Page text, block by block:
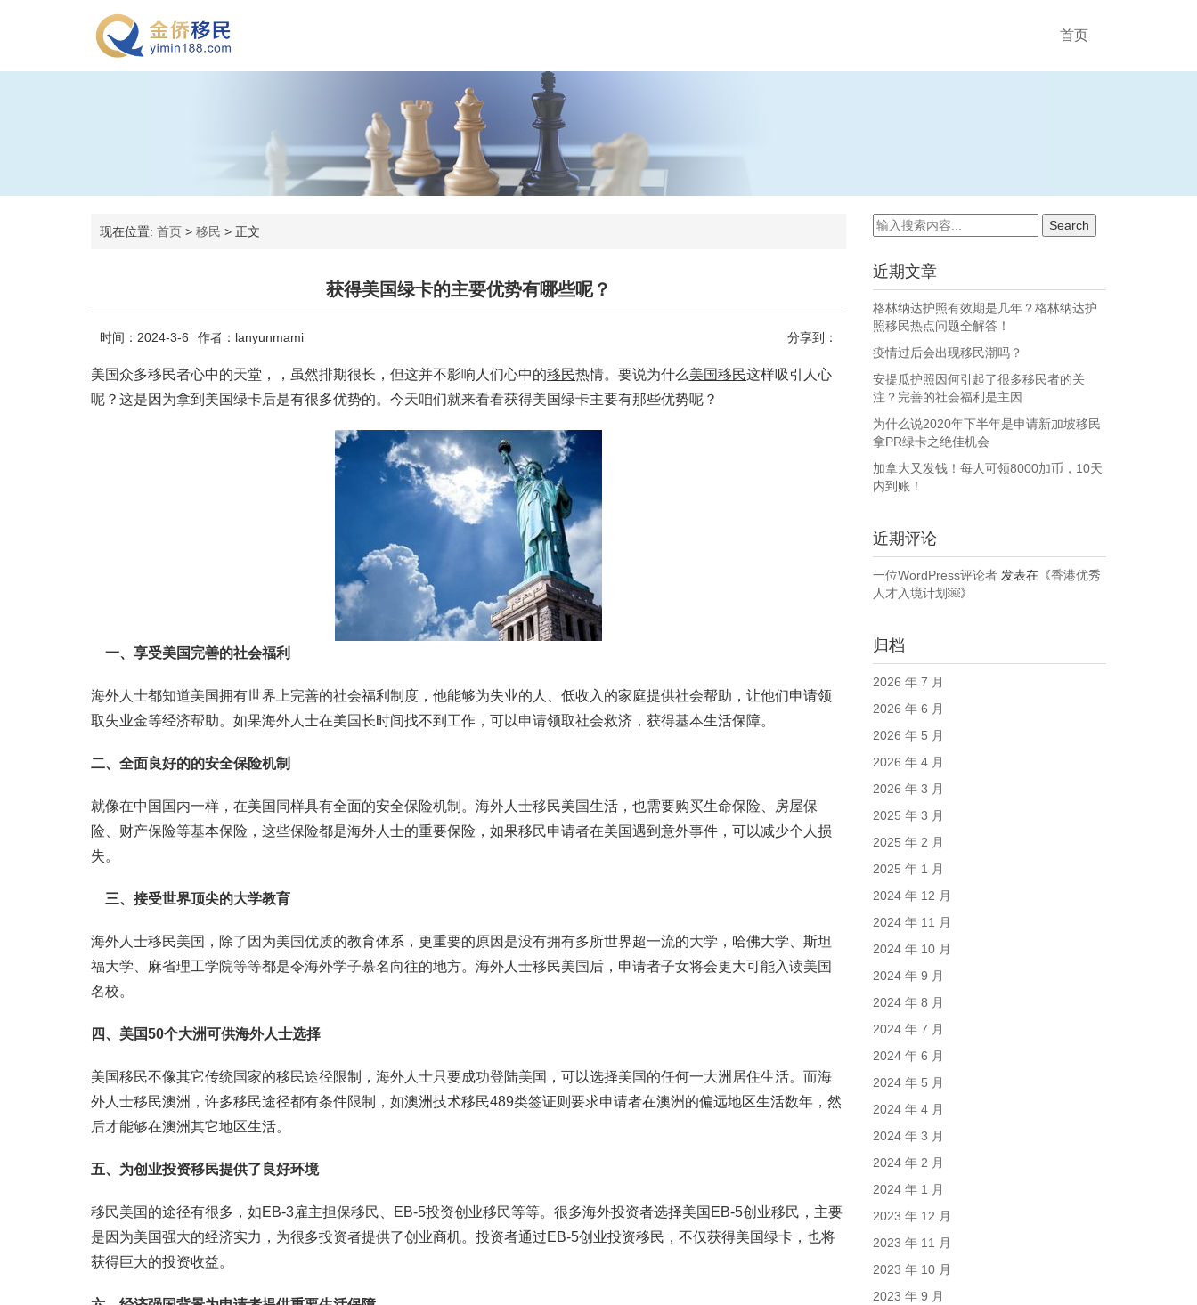
首页
现在位置: 首页 > 移民 > 正文
获得美国绿卡的主要优势有哪些呢？
时间：2024-3-6 作者：lanyunmami 分享到：
美国众多移民者心中的天堂，，虽然排期很长，但这并不影响人们心中的移民热情。要说为什么美国移民这样吸引人心
呢？这是因为拿到美国绿卡后是有很多优势的。今天咱们就来看看获得美国绿卡主要有那些优势呢？
一、享受美国完善的社会福利
海外人士都知道美国拥有世界上完善的社会福利制度，他能够为失业的人、低收入的家庭提供社会帮助，让他们申请领
取失业金等经济帮助。如果海外人士在美国长时间找不到工作，可以申请领取社会救济，获得基本生活保障。
二、全面良好的的安全保险机制
就像在中国国内一样，在美国同样具有全面的安全保险机制。海外人士移民美国生活，也需要购买生命保险、房屋保
险、财产保险等基本保险，这些保险都是海外人士的重要保险，如果移民申请者在美国遇到意外事件，可以减少个人损
失。
三、接受世界顶尖的大学教育
海外人士移民美国，除了因为美国优质的教育体系，更重要的原因是没有拥有多所世界超一流的大学，哈佛大学、斯坦
福大学、麻省理工学院等等都是令海外学子慕名向往的地方。海外人士移民美国后，申请者子女将会更大可能入读美国
名校。
四、美国50个大洲可供海外人士选择
美国移民不像其它传统国家的移民途径限制，海外人士只要成功登陆美国，可以选择美国的任何一大洲居住生活。而海
外人士移民澳洲，许多移民途径都有条件限制，如澳洲技术移民489类签证则要求申请者在澳洲的偏远地区生活数年，然
后才能够在澳洲其它地区生活。
五、为创业投资移民提供了良好环境
移民美国的途径有很多，如EB-3雇主担保移民、EB-5投资创业移民等等。很多海外投资者选择美国EB-5创业移民，主要
是因为美国强大的经济实力，为很多投资者提供了创业商机。投资者通过EB-5创业投资移民，不仅获得美国绿卡，也将
获得巨大的投资收益。
近期文章
格林纳达护照有效期是几年？格林纳达护
照移民热点问题全解答！
疫情过后会出现移民潮吗？
安提瓜护照因何引起了很多移民者的关
注？完善的社会福利是主因
为什么说2020年下半年是申请新加坡移民
拿PR绿卡之绝佳机会
加拿大又发钱！每人可领8000加币，10天
内到账！
近期评论
一位WordPress评论者发表在《香港优秀
人才入境计划￼》
归档
2026 年 7 月
2026 年 6 月
2026 年 5 月
2026 年 4 月
2026 年 3 月
2025 年 3 月
2025 年 2 月
2025 年 1 月
2024 年 12 月
2024 年 11 月
2024 年 10 月
2024 年 9 月
2024 年 8 月
2024 年 7 月
2024 年 6 月
2024 年 5 月
2024 年 4 月
2024 年 3 月
2024 年 2 月
2024 年 1 月
2023 年 12 月
2023 年 11 月
2023 年 10 月
2023 年 9 月